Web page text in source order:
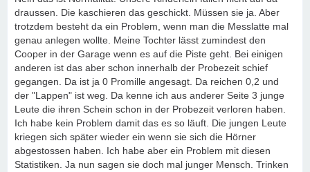
draussen. Die kaschieren das geschickt. Müssen sie ja. Aber
trotzdem besteht da ein Problem, wenn man die Messlatte mal
genau anlegen wollte. Meine Tochter lässt zumindest den
Cooper in der Garage wenn es auf die Piste geht. Bei einigen
anderen ist das aber schon innerhalb der Probezeit schief
gegangen. Da ist ja 0 Promille angesagt. Da reichen 0,2 und
der "Lappen" ist weg. Da kenne ich aus anderer Seite 3 junge
Leute die ihren Schein schon in der Probezeit verloren haben.
Ich habe kein Problem damit das es so läuft. Die jungen Leute
kriegen sich später wieder ein wenn sie sich die Hörner
abgestossen haben. Ich habe aber ein Problem mit diesen
Statistiken. Ja nun sagen sie doch mal junger Mensch. Trinken